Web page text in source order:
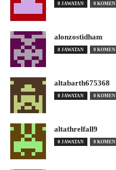
0 JAWATAN 0 KOMEN
alonzostidham
0 JAWATAN 0 KOMEN
altabarth675368
0 JAWATAN 0 KOMEN
altathrelfall9
0 JAWATAN 0 KOMEN